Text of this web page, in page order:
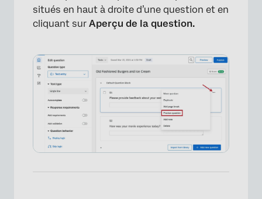
situés en haut à droite d’une question et en
cliquant sur Aperçu de la question.